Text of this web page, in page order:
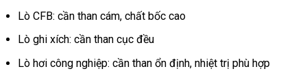
Lò CFB: cần than cám, chất bốc cao
Lò ghi xích: cần than cục đều
Lò hơi công nghiệp: cần than ổn định, nhiệt trị phù hợp